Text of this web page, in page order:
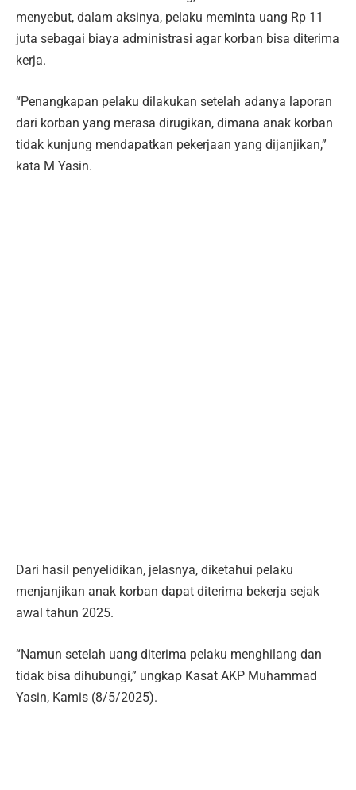
menyebut, dalam aksinya, pelaku meminta uang Rp 11
juta sebagai biaya administrasi agar korban bisa diterima
kerja.
“Penangkapan pelaku dilakukan setelah adanya laporan
dari korban yang merasa dirugikan, dimana anak korban
tidak kunjung mendapatkan pekerjaan yang dijanjikan,”
kata M Yasin.
Dari hasil penyelidikan, jelasnya, diketahui pelaku
menjanjikan anak korban dapat diterima bekerja sejak
awal tahun 2025.
“Namun setelah uang diterima pelaku menghilang dan
tidak bisa dihubungi,” ungkap Kasat AKP Muhammad
Yasin, Kamis (8/5/2025).